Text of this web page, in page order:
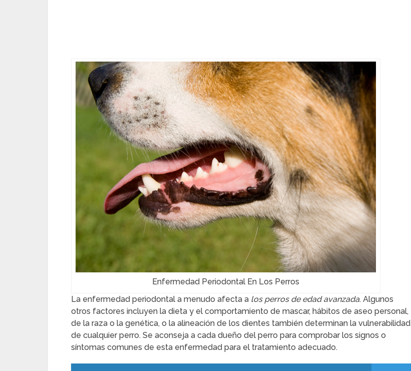
Enfermedad Periodontal En Los Perros
La enfermedad periodontal a menudo afecta a los perros de edad avanzada. Algunos
otros factores incluyen la dieta y el comportamiento de mascar, hábitos de aseo personal,
de la raza o la genética, o la alineación de los dientes también determinan la vulnerabilidad
de cualquier perro. Se aconseja a cada dueño del perro para comprobar los signos o
síntomas comunes de esta enfermedad para el tratamiento adecuado.